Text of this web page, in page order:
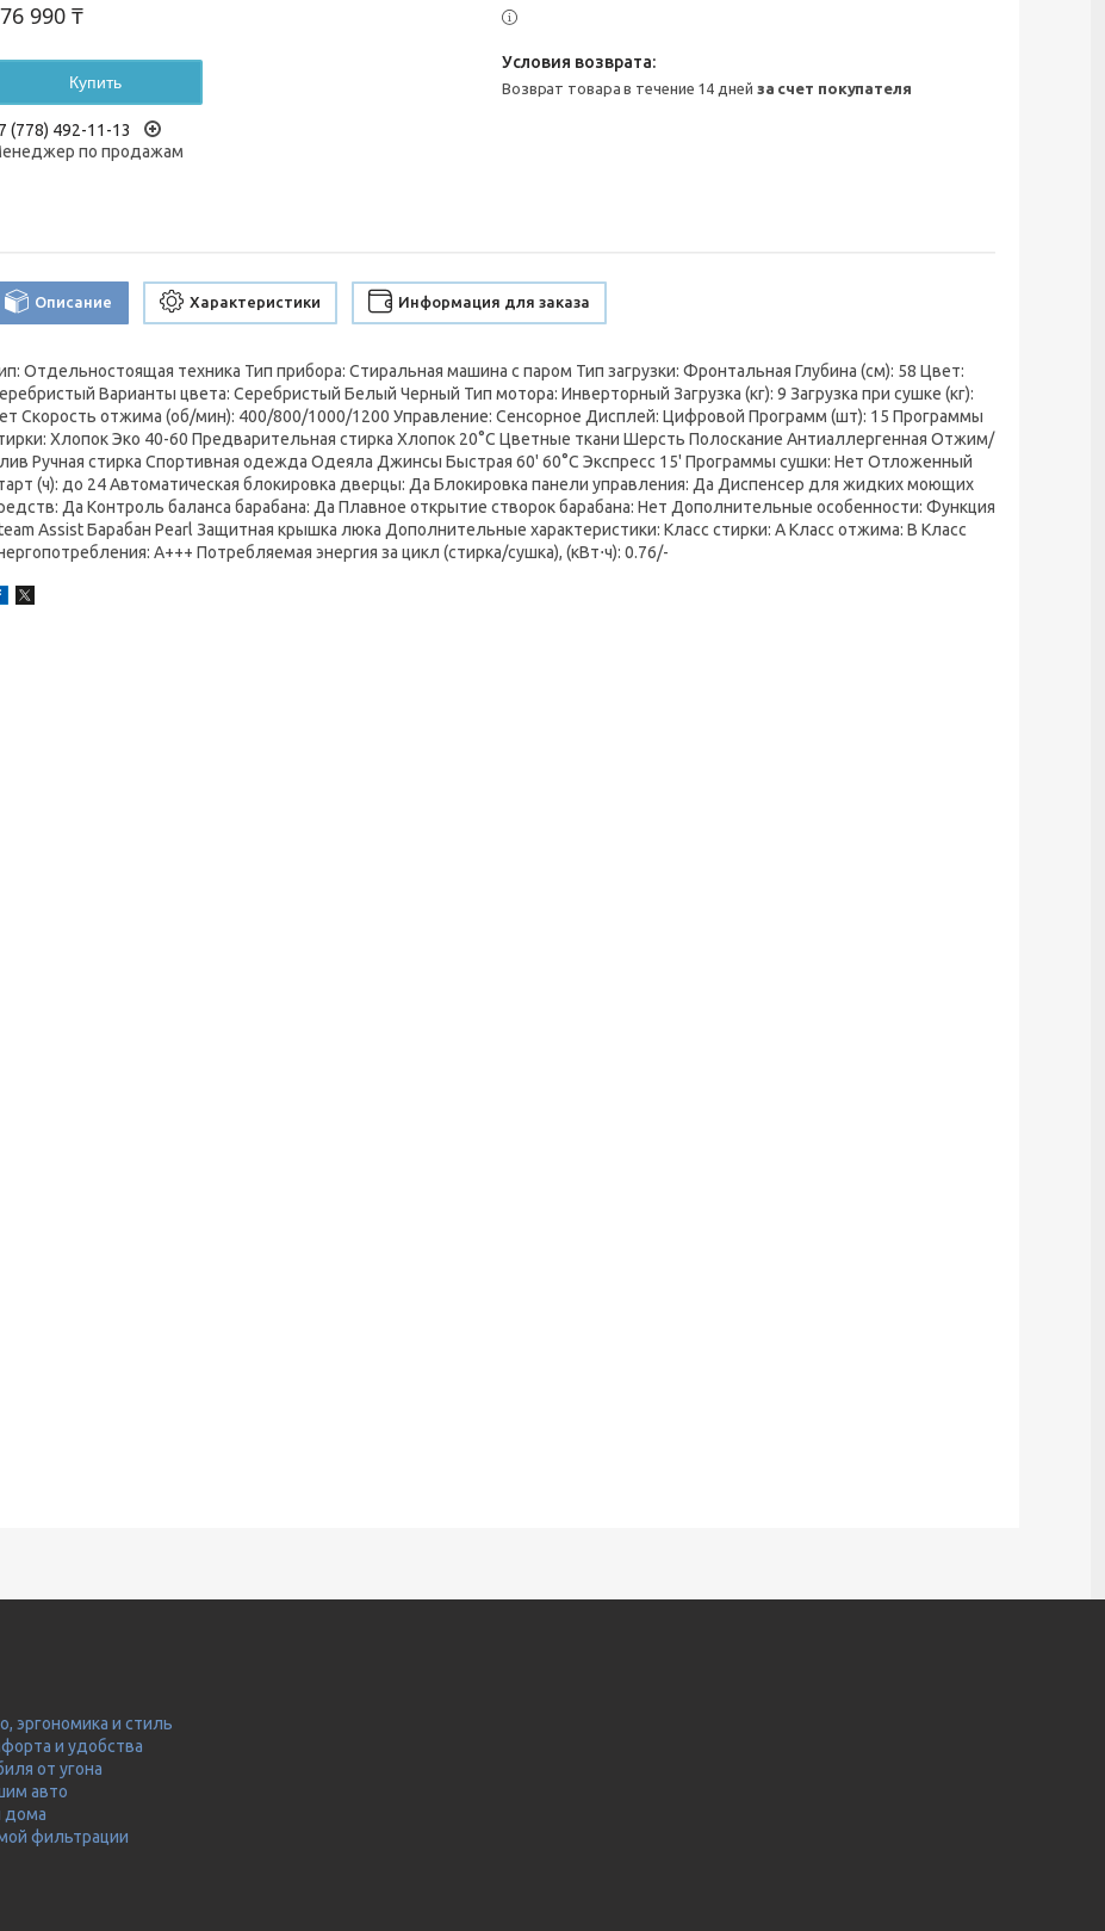
990 ₸
Купить
(778) 492-11-13
по продажам
возврат товара в течение 14 дней за счет покупателя
Описание Характеристики Информация для заказа
Отдельностоящая техника Тип прибора: Стиральная машина с паром Тип загрузки: Фронтальная Глубина (см): 58 Цвет:
Варианты цвета: Серебристый Белый Черный Тип мотора: Инверторный Загрузка (кг): 9 Загрузка при сушке (кг):
Скорость отжима (об/мин): 400/800/1000/1200 Управление: Сенсорное Дисплей: Цифровой Программ (шт): 15 Программы
Хлопок Эко 40-60 Предварительная стирка Хлопок 20°C Цветные ткани Шерсть Полоскание Антиаллергенная Отжим/
Ручная стирка Спортивная одежда Одеяла Джинсы Быстрая 60' 60°C Экспресс 15' Программы сушки: Нет Отложенный
(ч): до 24 Автоматическая блокировка дверцы: Да Блокировка панели управления: Да Диспенсер для жидких моющих
Да Контроль баланса барабана: Да Плавное открытие створок барабана: Нет Дополнительные особенности: Функция
Assist Барабан Pearl Защитная крышка люка Дополнительные характеристики: Класс стирки: A Класс отжима: B Класс
A+++ Потребляемая энергия за цикл (стирка/сушка), (кВт⋅ч): 0.76/-
эргономика и стиль
и удобства
от угона
авто
дома
фильтрации